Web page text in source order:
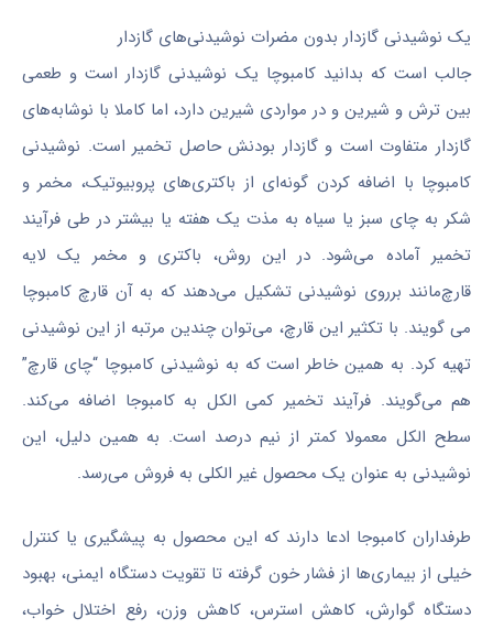
یک نوشیدنی گازدار بدون مضرات نوشیدنی‌های گازدار
جالب است که بدانید کامبوچا یک نوشیدنی گازدار است و طعمی
بین ترش و شیرین و در مواردی شیرین دارد، اما کاملا با نوشابه‌های
گازدار متفاوت است و گازدار بودنش حاصل تخمیر است. نوشیدنی
کامبوچا با اضافه کردن گونه‌ای از باکتری‌های پروبیوتیک، مخمر و
شکر به چای سبز یا سیاه به مذت یک هفته یا بیشتر در طی فرآیند
تخمیر آماده می‌شود. در این روش، باکتری و مخمر یک لایه
قارچ‌مانند برروی نوشیدنی تشکیل می‌دهند که به آن قارچ کامبوچا
می گویند. با تکثیر این قارچ، می‌توان چندین مرتبه از این نوشیدنی
تهیه کرد. به همین خاطر است که به نوشیدنی کامبوچا “چای قارچ”
هم می‌گویند. فرآیند تخمیر کمی الکل به کامبوجا اضافه می‌کند.
سطح الکل معمولا کمتر از نیم درصد است. به همین دلیل، این
نوشیدنی به عنوان یک محصول غیر الکلی به فروش می‌رسد.
طرفداران کامبوجا ادعا دارند که این محصول به پیشگیری یا کنترل
خیلی از بیماری‌ها از فشار خون گرفته تا تقویت دستگاه ایمنی، بهبود
دستگاه گوارش، کاهش استرس، کاهش وزن، رفع اختلال خواب،